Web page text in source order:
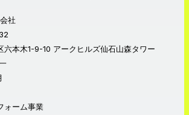
社
9-10 アークヒルズ仙石山森タワー
ォーム事業